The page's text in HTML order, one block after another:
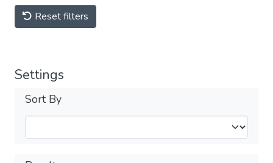
Reset filters
Settings
Sort By